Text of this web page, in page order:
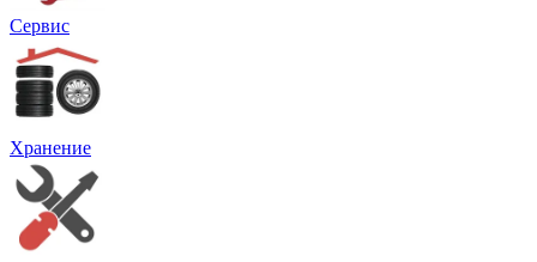
Сервис
Хранение